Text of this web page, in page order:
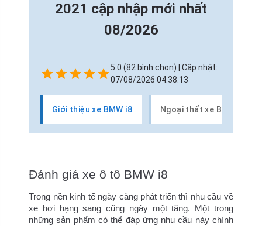
2021 cập nhập mới nhất
08/2026
5.0 (82 bình chọn) | Cập nhật:
07/08/2026 04:38:13
Giới thiệu xe BMW i8 Ngoại thất xe BMW i8
Đánh giá xe ô tô BMW i8
Trong nền kinh tế ngày càng phát triển thì nhu cầu về
xe hơi hạng sang cũng ngày một tăng. Một trong
những sản phẩm có thể đáp ứng nhu cầu này chính